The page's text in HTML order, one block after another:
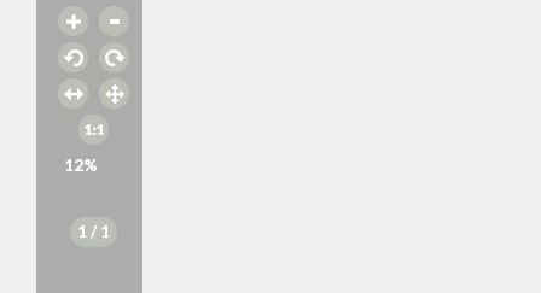
12%
1 / 1